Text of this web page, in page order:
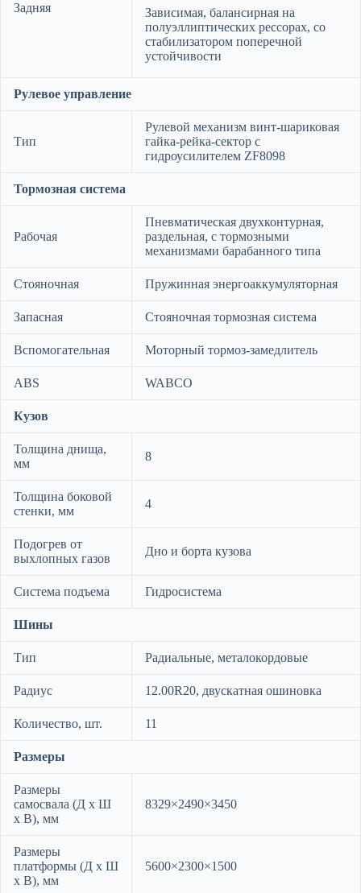
Задняя
Зависимая, балансирная на
полуэллиптических рессорах, со
стабилизатором поперечной
устойчивости
Рулевое управление
Тип
Рулевой механизм винт-шариковая
гайка-рейка-сектор с
гидроусилителем ZF8098
Тормозная система
Рабочая
Пневматическая двухконтурная,
раздельная, с тормозными
механизмами барабанного типа
Стояночная Пружинная энергоаккумуляторная
Запасная Стояночная тормозная система
Вспомогательная Моторный тормоз-замедлитель
ABS WABCO
Кузов
Толщина днища,
мм
8
Толщина боковой
стенки, мм
4
Подогрев от
выхлопных газов
Дно и борта кузова
Система подъема Гидросистема
Шины
Тип Радиальные, металокордовые
Радиус 12.00R20, двускатная ошиновка
Количество, шт. 11
Размеры
Размеры
самосвала (Д х Ш
х В), мм
8329×2490×3450
Размеры
платформы (Д х Ш
х В), мм
5600×2300×1500